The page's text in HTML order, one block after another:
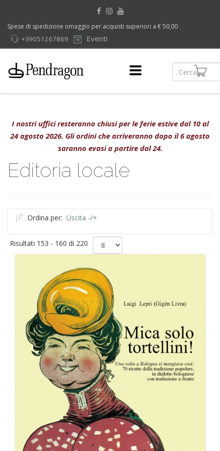
Spese di spedizione omaggio per acquisti superiori a € 50,00
Eventi
+39051267869
I nostri uffici resteranno chiusi per le ferie estive dal 10 al
24 agosto 2026. Gli ordini che arriveranno dopo il 6 agosto
saranno evasi a partire dal 24.
Editoria locale
Ordina per: Uscita -/+
Risultati 153 - 160 di 220